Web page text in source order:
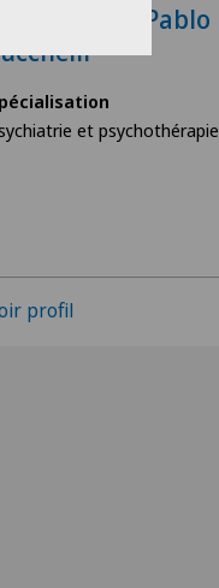
Dr méd. Juan Pablo
et psychothérapie
profil